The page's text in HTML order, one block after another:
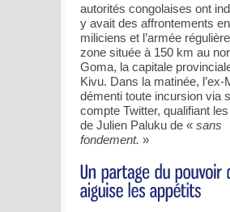
autorités congolaises ont
y avait des affrontements
miliciens et l’armée
zone située à 150 km au
Goma, la capitale
Kivu. Dans la matinée, l’ex-
démenti toute incursion via
compte Twitter, qualifiant
de Julien Paluku de « sans
fondement. »